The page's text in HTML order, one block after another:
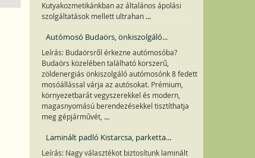
Kutyakozmetikánkban az általános ápolási
szolgáltatások mellett ultrahan ...
Autómosó Budaörs, önkiszolgáló...
Leírás: Budaörsről érkezne autómosóba?
Budaörs közelében található korszerű,
zöldenergiás önkiszolgáló autómosónk 8 fedett
mosóállással várja az autósokat. Prémium,
környezetbarát vegyszerekkel és modern,
magasnyomású berendezésekkel tisztíthatja
meg gépjárművét, ...
Laminált padló Kistarcsa, parketta...
Leírás: Nagy választékot biztosítunk laminált